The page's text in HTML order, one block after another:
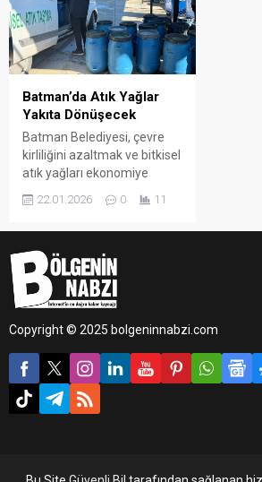
Batman’da Atık Yağlar
Yakıta Dönüşecek
Batman Belediyesi, çevre
kirliliğini azaltmak ve bitkisel
atık yağları ekonomiye
önemli bir projeyi hayata
22.01.2026 0 11
Copyright © 2025 bolgeninnabzi.com